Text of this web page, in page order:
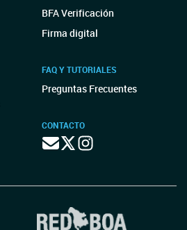
BFA Verificación
Firma digital
FAQ Y TUTORIALES
Preguntas Frecuentes
CONTACTO